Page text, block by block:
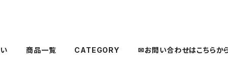
商品一覧 CATEGORY ✉お問い合わせはこちらか